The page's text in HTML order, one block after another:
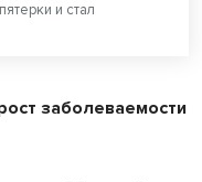
и стал
заболеваемости